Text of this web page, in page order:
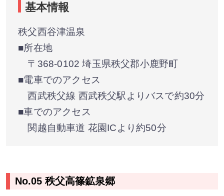
基本情報
秩父西谷津温泉
■所在地
〒368-0102 埼玉県秩父郡小鹿野町
■電車でのアクセス
西武秩父線 西武秩父駅よりバスで約30分
■車でのアクセス
関越自動車道 花園ICより約50分
No.05 秩父高篠鉱泉郷